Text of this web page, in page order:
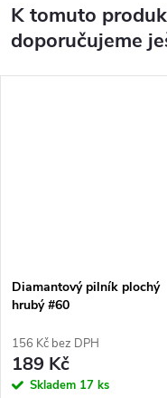
K tomuto
doporučujeme
Diamantový pilník plochý
hrubý #60
156 Kč bez DPH
189 Kč
Skladem 17 ks